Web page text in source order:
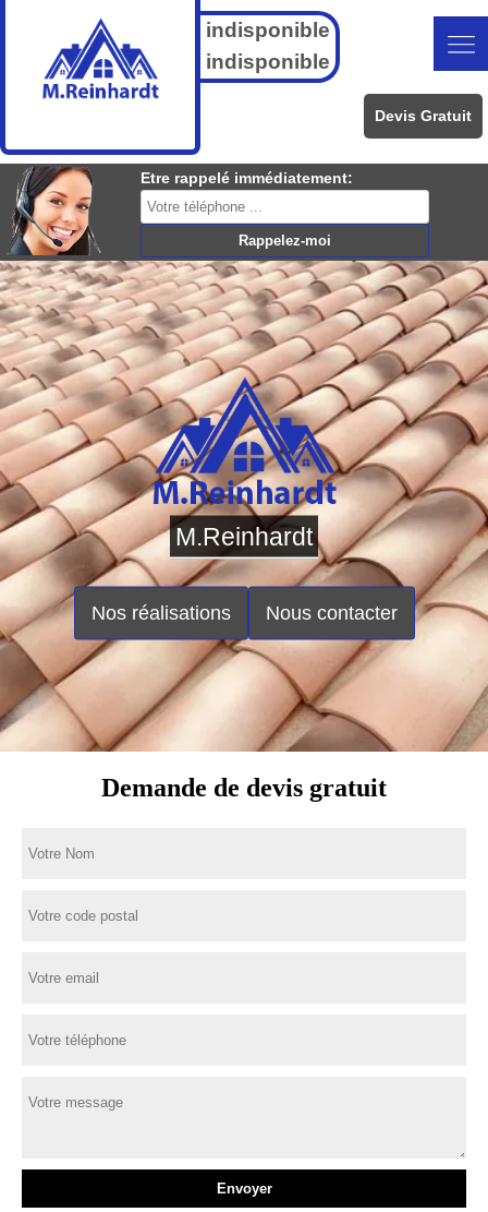
indisponible
indisponible
Devis Gratuit
Etre rappelé immédiatement:
M.Reinhardt
Nos réalisations Nous contacter
Demande de devis gratuit